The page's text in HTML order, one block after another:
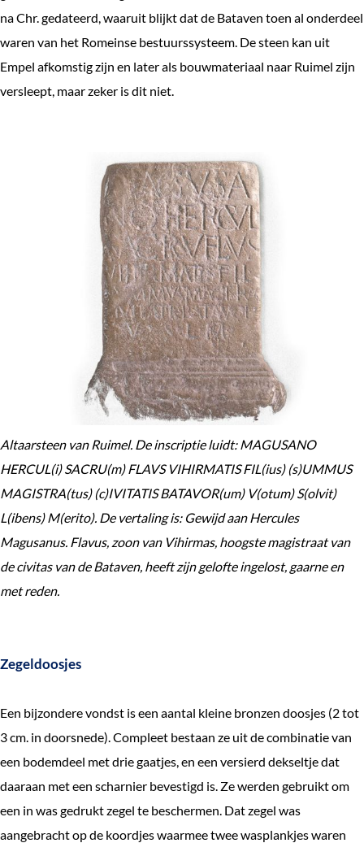
na Chr. gedateerd, waaruit blijkt dat de Bataven toen al onderdeel
waren van het Romeinse bestuurssysteem. De steen kan uit
Empel afkomstig zijn en later als bouwmateriaal naar Ruimel zijn
versleept, maar zeker is dit niet.
Altaarsteen van Ruimel. De inscriptie luidt: MAGUSANO
HERCUL(i) SACRU(m) FLAVS VIHIRMATIS FIL(ius) (s)UMMUS
MAGISTRA(tus) (c)IVITATIS BATAVOR(um) V(otum) S(olvit)
L(ibens) M(erito). De vertaling is: Gewijd aan Hercules
Magusanus. Flavus, zoon van Vihirmas, hoogste magistraat van
de civitas van de Bataven, heeft zijn gelofte ingelost, gaarne en
met reden.
Zegeldoosjes
Een bijzondere vondst is een aantal kleine bronzen doosjes (2 tot
3 cm. in doorsnede). Compleet bestaan ze uit de combinatie van
een bodemdeel met drie gaatjes, en een versierd dekseltje dat
daaraan met een scharnier bevestigd is. Ze werden gebruikt om
een in was gedrukt zegel te beschermen. Dat zegel was
aangebracht op de koordjes waarmee twee wasplankjes waren